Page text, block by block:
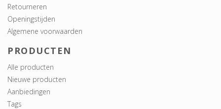
Retourneren
Openingstijden
Algemene voorwaarden
PRODUCTEN
Alle producten
Nieuwe producten
Aanbiedingen
Tags